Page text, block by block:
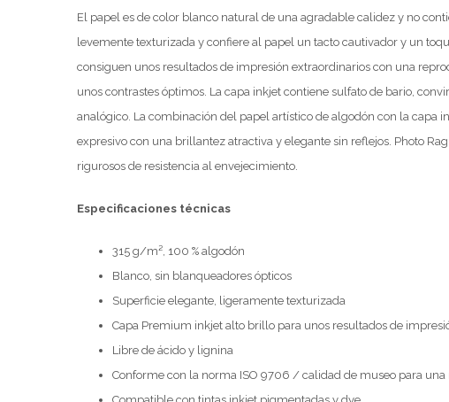
El papel es de color blanco natural de una agradable calidez y no
levemente texturizada y confiere al papel un tacto cautivador y un
consiguen unos resultados de impresión extraordinarios con una
unos contrastes óptimos. La capa inkjet contiene sulfato de bario,
analógico. La combinación del papel artístico de algodón con la
expresivo con una brillantez atractiva y elegante sin reflejos. Photo
rigurosos de resistencia al envejecimiento.
Especificaciones técnicas
315 g/m², 100 % algodón
Blanco, sin blanqueadores ópticos
Superficie elegante, ligeramente texturizada
Capa Premium inkjet alto brillo para unos resultados de
Libre de ácido y lignina
Conforme con la norma ISO 9706 / calidad de museo para